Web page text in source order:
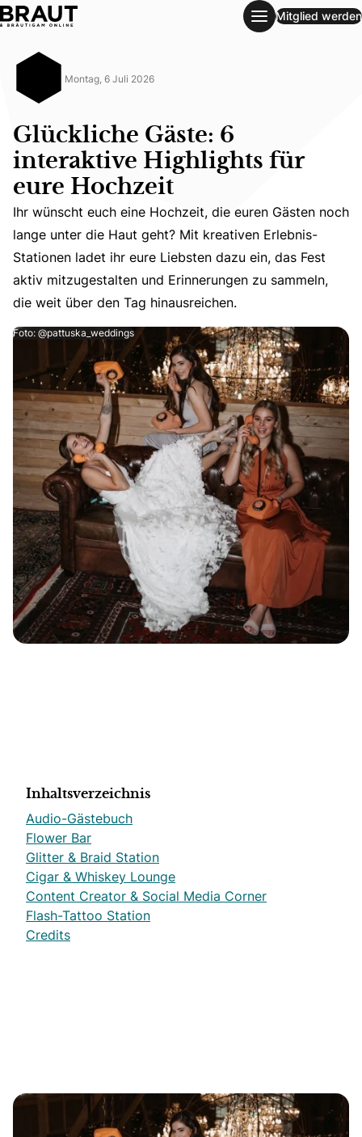
Glückliche Gäste: 6 interaktive Highlights für eure Hochzeit
Mitglied werden
Montag, 6 Juli 2026
Glückliche Gäste: 6
interaktive Highlights für
eure Hochzeit
Ihr wünscht euch eine Hochzeit, die euren Gästen noch
Ihr wünscht euch eine Hochzeit, die euren Gästen noch
lange unter die Haut geht? Mit kreativen Erlebnis-
Stationen ladet ihr eure Liebsten dazu ein, das Fest
aktiv mitzugestalten und Erinnerungen zu sammeln,
die weit über den Tag hinausreichen.
Foto: @pattuska_weddings
Inhaltsverzeichnis
Audio-Gästebuch
Flower Bar
Glitter & Braid Station
Cigar & Whiskey Lounge
Content Creator & Social Media Corner
Flash-Tattoo Station
Credits